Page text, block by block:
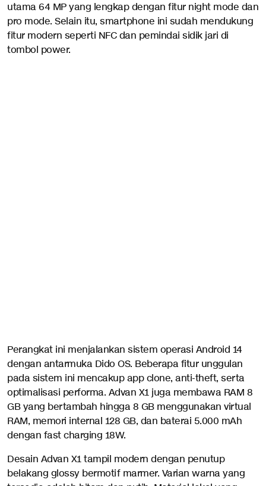
utama 64 MP yang lengkap dengan fitur night mode dan
pro mode. Selain itu, smartphone ini sudah mendukung
fitur modern seperti NFC dan pemindai sidik jari di
tombol power.
Perangkat ini menjalankan sistem operasi Android 14
dengan antarmuka Dido OS. Beberapa fitur unggulan
pada sistem ini mencakup app clone, anti-theft, serta
optimalisasi performa. Advan X1 juga membawa RAM 8
GB yang bertambah hingga 8 GB menggunakan virtual
RAM, memori internal 128 GB, dan baterai 5.000 mAh
dengan fast charging 18W.
Desain Advan X1 tampil modern dengan penutup
belakang glossy bermotif marmer. Varian warna yang